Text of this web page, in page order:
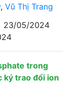
, Vũ Thị Trang
23/05/2024
trong
ký trao đổi ion